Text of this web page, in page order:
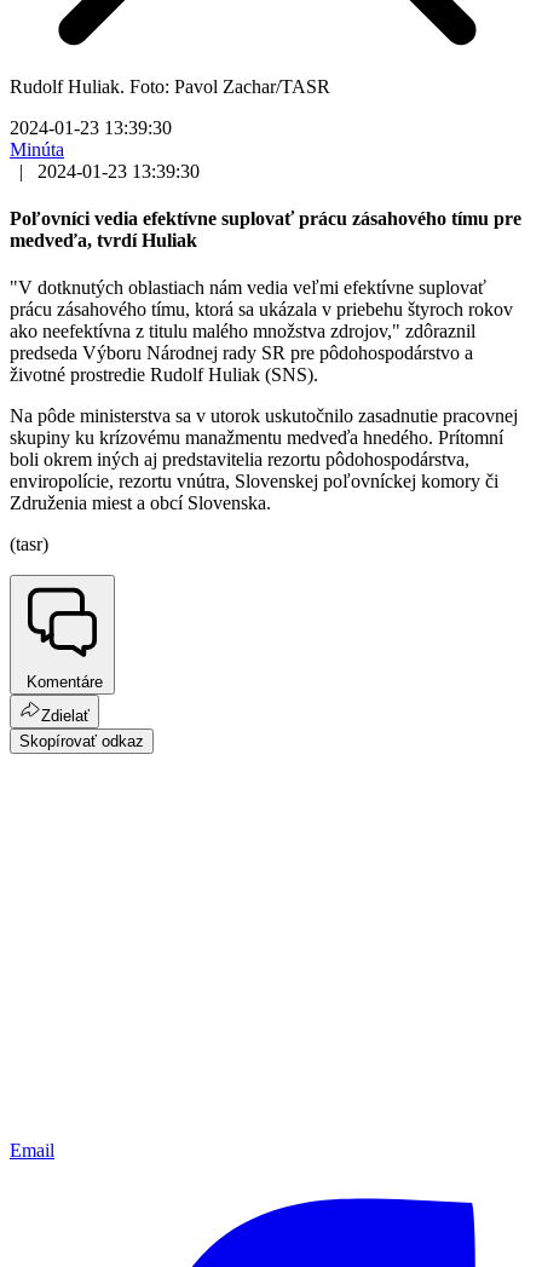
Rudolf Huliak. Foto: Pavol Zachar/TASR
2024-01-23 13:39:30
Minúta
|
2024-01-23 13:39:30
Poľovníci vedia efektívne suplovať prácu zásahového tímu pre
medveďa, tvrdí Huliak
"V dotknutých oblastiach nám vedia veľmi efektívne suplovať
prácu zásahového tímu, ktorá sa ukázala v priebehu štyroch rokov
ako neefektívna z titulu malého množstva zdrojov," zdôraznil
predseda Výboru Národnej rady SR pre pôdohospodárstvo a
životné prostredie Rudolf Huliak (SNS).
Na pôde ministerstva sa v utorok uskutočnilo zasadnutie pracovnej
skupiny ku krízovému manažmentu medveďa hnedého. Prítomní
boli okrem iných aj predstavitelia rezortu pôdohospodárstva,
enviropolície, rezortu vnútra, Slovenskej poľovníckej komory či
Združenia miest a obcí Slovenska.
(tasr)
Komentáre
Zdielať
Skopírovať odkaz
Email